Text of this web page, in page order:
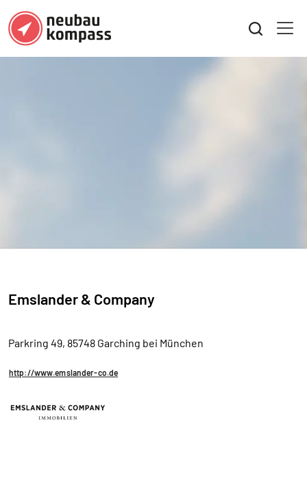
Emslander & Company
Parkring 49, 85748 Garching bei München
http://www.emslander-co.de